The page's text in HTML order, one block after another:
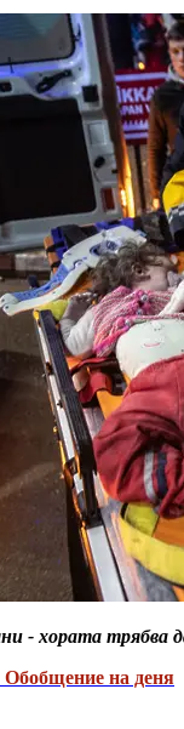
- хората
Обобщение на деня